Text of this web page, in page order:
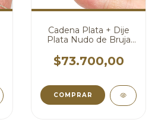
Cadena Plata + Dije
Plata Nudo de Bruja
cod4567
$73.700,00
COMPRAR